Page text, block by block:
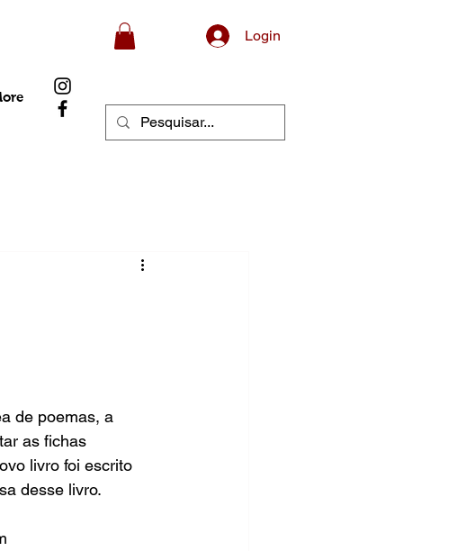
Login
de poemas, a
as fichas
livro foi escrito
desse livro.